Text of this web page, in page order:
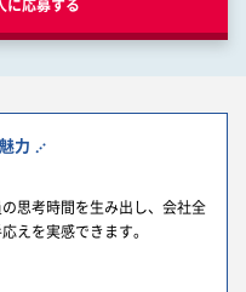
に応募する
力
思考時間を生み出し、会社全
えを実感できます。